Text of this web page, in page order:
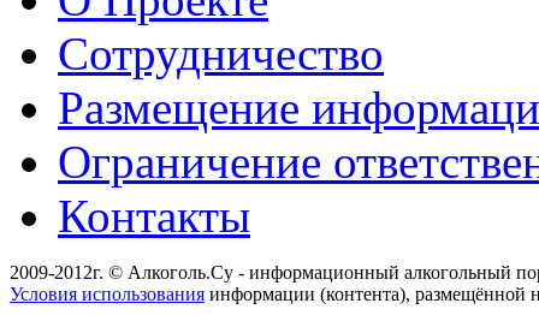
Сотрудничество
Размещение
Ограничение
Контакты
2009-2012г. © Алкоголь.Су - информационный алкогольный
Условия использования информации (контента), размещённой